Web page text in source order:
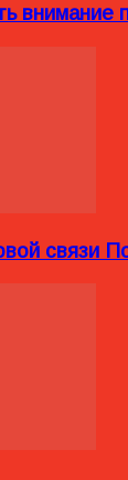
внимание
связи